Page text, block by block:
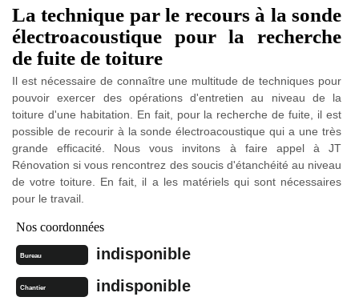
La technique par le recours à la sonde
électroacoustique pour la recherche
de fuite de toiture
Il est nécessaire de connaître une multitude de techniques pour
pouvoir exercer des opérations d'entretien au niveau de la
toiture d'une habitation. En fait, pour la recherche de fuite, il est
possible de recourir à la sonde électroacoustique qui a une très
grande efficacité. Nous vous invitons à faire appel à JT
Rénovation si vous rencontrez des soucis d'étanchéité au niveau
de votre toiture. En fait, il a les matériels qui sont nécessaires
pour le travail.
Nos coordonnées
Bureau indisponible
Chantier indisponible